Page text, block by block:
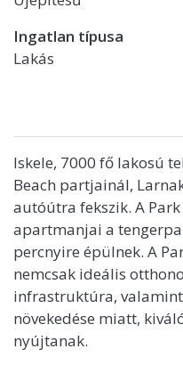
Ingatlan típusa
Lakás
Iskele, 7000 fő lakosú
Beach partjainál,
autóútra fekszik. A
apartmanjai a
percnyire épülnek. A
nemcsak ideális
infrastruktúra,
növekedése miatt,
nyújtanak.